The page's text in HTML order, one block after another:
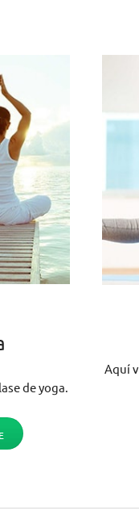
de yoga.
Aquí